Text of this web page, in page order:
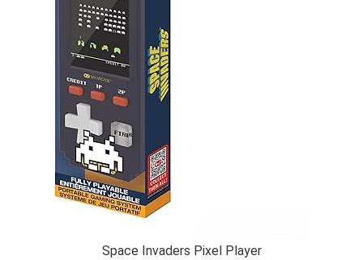
Space Invaders Pixel Player